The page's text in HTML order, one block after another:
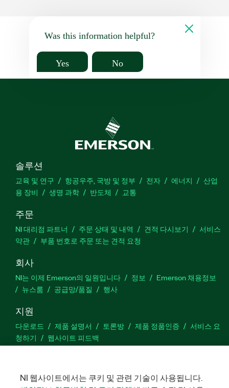
Was this information helpful?
Yes No
솔루션
교육 및 연구 항공우주, 국방 및 정부 전자 에너지
산업
용 장비
생명 과학 반도체 교통
주문
NI 대리점 파트너 주문 상태 및 내역 견적 다시보기
서비스
약관
부품 번호로 주문 또는 견적 요청
회사
NI는 이제 Emerson의 일원입니다 정보
Emerson 채용정보
뉴스룸
공급망/품질 행사
지원
다운로드 제품 설명서 토론방 제품 정품인증
서비스 요
청하기
웹사이트 피드백
NI 웹사이트에서는 쿠키 및 관련 기술이 사용됩니다.